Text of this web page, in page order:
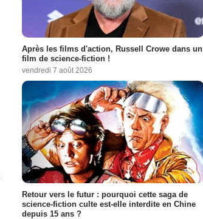
Après les films d'action, Russell Crowe dans un
film de science-fiction !
vendredi 7 août 2026
Retour vers le futur : pourquoi cette saga de
science-fiction culte est-elle interdite en Chine
depuis 15 ans ?